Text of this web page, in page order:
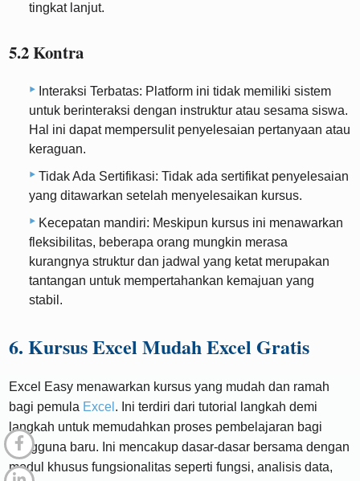
tingkat lanjut.
5.2 Kontra
Interaksi Terbatas: Platform ini tidak memiliki sistem
untuk berinteraksi dengan instruktur atau sesama siswa.
Hal ini dapat mempersulit penyelesaian pertanyaan atau
keraguan.
Tidak Ada Sertifikasi: Tidak ada sertifikat penyelesaian
yang ditawarkan setelah menyelesaikan kursus.
Kecepatan mandiri: Meskipun kursus ini menawarkan
fleksibilitas, beberapa orang mungkin merasa
kurangnya struktur dan jadwal yang ketat merupakan
tantangan untuk mempertahankan kemajuan yang
stabil.
6. Kursus Excel Mudah Excel Gratis
Excel Easy menawarkan kursus yang mudah dan ramah
bagi pemula Excel . Ini terdiri dari tutorial langkah demi
langkah untuk memudahkan proses pembelajaran bagi
pengguna baru. Ini mencakup dasar-dasar bersama dengan
modul khusus fungsionalitas seperti fungsi, analisis data,